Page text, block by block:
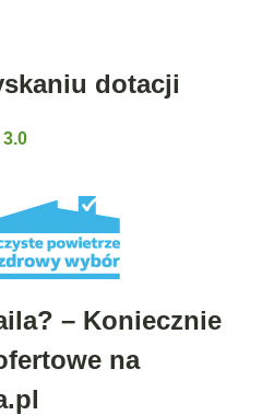
dotacji
– Koniecznie
na